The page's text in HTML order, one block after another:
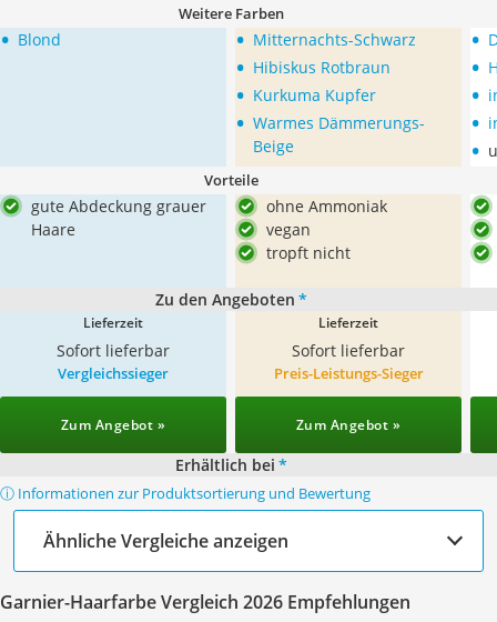
Weitere Farben
• Blond • Mitternachts-Schwarz
• Hibiskus Rotbraun
• Kurkuma Kupfer
• Warmes Dämmerungs-
Beige
•
•
•
•
•
Vorteile
gute Abdeckung grauer
Haare
ohne Ammoniak
vegan
tropft nicht
Zu den Angeboten *
Lieferzeit
Sofort lieferbar
Lieferzeit
Sofort lieferbar
Vergleichssieger
Zum Angebot »
Preis-Leistungs-Sieger
Zum Angebot »
Erhältlich bei *
ⓘ Informationen zur Produktsortierung und Bewertung
Ähnliche Vergleiche anzeigen
Garnier-Haarfarbe Vergleich 2026 Empfehlungen